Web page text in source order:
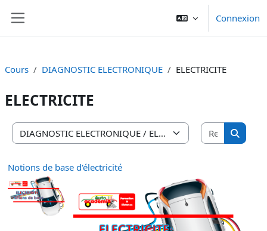
Connexion
Cours DIAGNOSTIC ELECTRONIQUE ELECTRICITE
ELECTRICITE
Catégories de cours
Notions de base d'électricité